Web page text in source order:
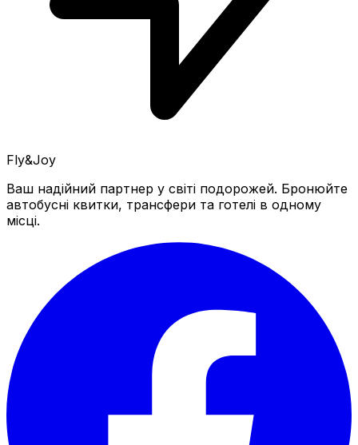
Fly&Joy
Ваш надійний партнер у світі подорожей. Бронюйте
автобусні квитки, трансфери та готелі в одному
місці.